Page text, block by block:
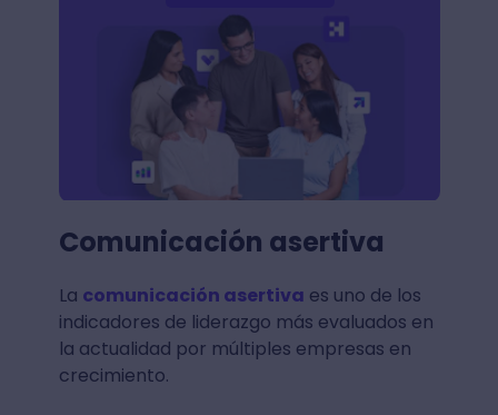
Comunicación asertiva
La comunicación asertiva es uno de los
indicadores de liderazgo más evaluados en
la actualidad por múltiples empresas en
crecimiento.